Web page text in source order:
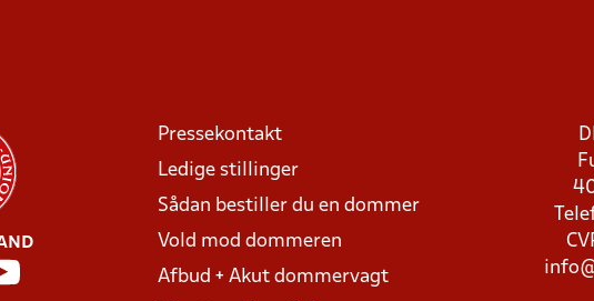
Pressekontakt
Ledige stillinger
Sådan bestiller du en dommer
Vold mod dommeren
Afbud + Akut dommervagt